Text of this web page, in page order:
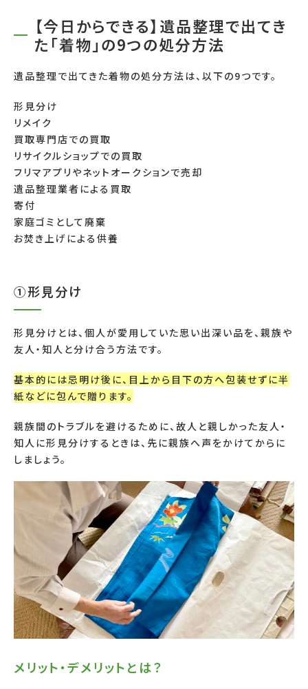
【今日からできる】遺品整理で出てき
た「着物」の9つの処分方法
遺品整理で出てきた着物の処分方法は、以下の9つです。
形見分け
リメイク
買取専門店での買取
リサイクルショップでの買取
フリマアプリやネットオークションで売却
遺品整理業者による買取
寄付
家庭ゴミとして廃棄
お焚き上げによる供養
①形見分け
形見分けとは、個人が愛用していた思い出深い品を、親族や
友人・知人と分け合う方法です。
基本的には忌明け後に、目上から目下の方へ包装せずに半
紙などに包んで贈ります。
親族間のトラブルを避けるために、故人と親しかった友人・
知人に形見分けするときは、先に親族へ声をかけてからに
しましょう。
メリット・デメリットとは？